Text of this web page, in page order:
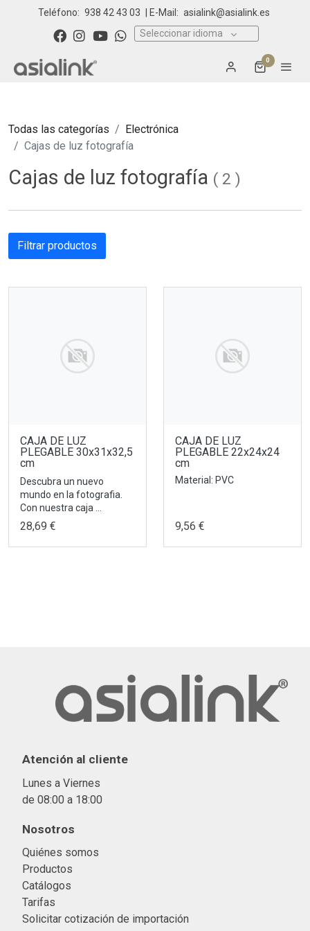
Teléfono: 938 42 43 03 | E-Mail: asialink@asialink.es
Seleccionar idioma
0
Todas las categorías
Electrónica
Cajas de luz fotografía
Cajas de luz fotografía ( 2 )
Filtrar productos
CAJA DE LUZ
PLEGABLE 30x31x32,5
cm
Descubra un nuevo
mundo en la fotografia.
Con nuestra caja ...
28,69 €
CAJA DE LUZ
PLEGABLE 22x24x24
cm
Material: PVC
9,56 €
Atención al cliente
Lunes a Viernes
de 08:00 a 18:00
Nosotros
Quiénes somos
Productos
Catálogos
Tarifas
Solicitar cotización de importación